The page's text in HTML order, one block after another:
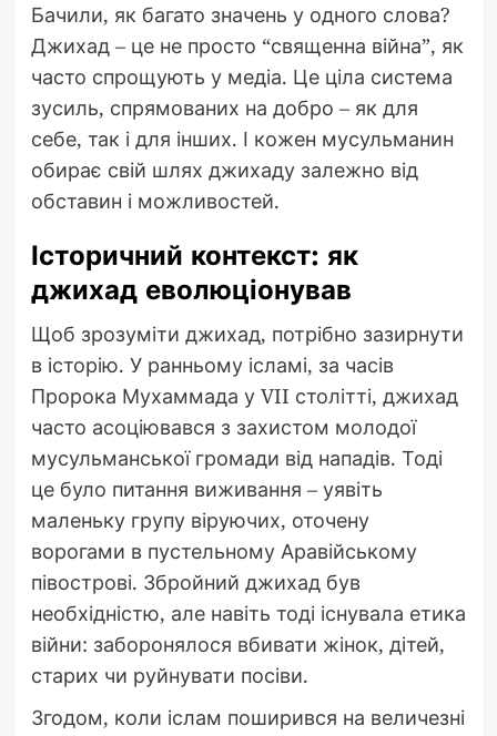
Бачили, як багато значень у одного слова?
Джихад – це не просто “священна війна”, як
часто спрощують у медіа. Це ціла система
зусиль, спрямованих на добро – як для
себе, так і для інших. І кожен мусульманин
обирає свій шлях джихаду залежно від
обставин і можливостей.
Історичний контекст: як
джихад еволюціонував
Щоб зрозуміти джихад, потрібно зазирнути
в історію. У ранньому ісламі, за часів
Пророка Мухаммада у VII столітті, джихад
часто асоціювався з захистом молодої
мусульманської громади від нападів. Тоді
це було питання виживання – уявіть
маленьку групу віруючих, оточену
ворогами в пустельному Аравійському
півострові. Збройний джихад був
необхідністю, але навіть тоді існувала етика
війни: заборонялося вбивати жінок, дітей,
старих чи руйнувати посіви.
Згодом, коли іслам поширився на величезні